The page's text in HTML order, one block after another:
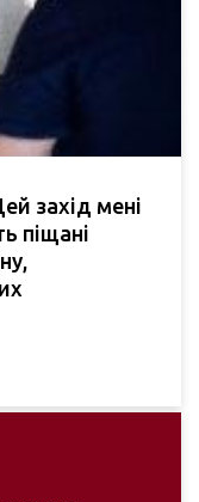
захід мені
піщані